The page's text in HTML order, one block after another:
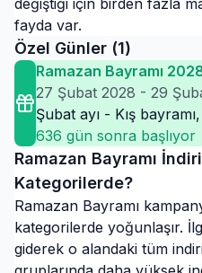
değiştiği için birden fazla
fayda var.
Özel Günler (1)
Ramazan Bayramı
27 Şubat 2028 - 29
Şubat ayı - Kış
636 gün sonra başlıyor
Ramazan Bayramı
Kategorilerde?
Ramazan Bayramı
kategorilerde yoğunlaşır.
giderek o alandaki tüm